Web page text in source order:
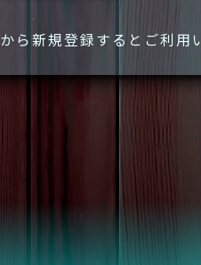
から新規登録するとご利用